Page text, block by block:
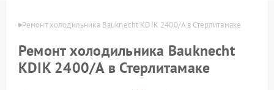
Ремонт холодильника Bauknecht KDIK 2400/A в Стерлитамаке
Ремонт холодильника Bauknecht
KDIK 2400/A в Стерлитамаке